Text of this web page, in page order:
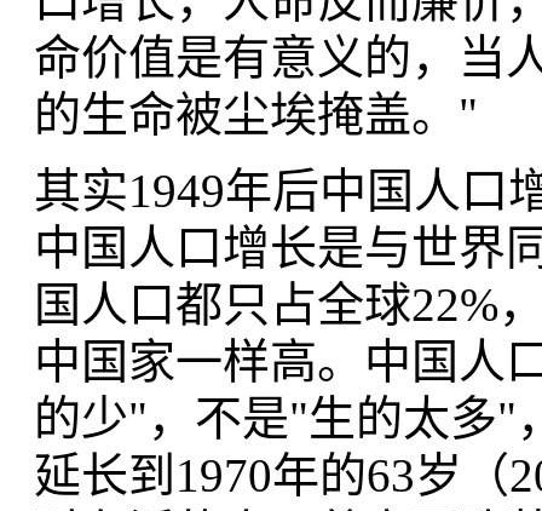
命价值是有意义的，当
的生命被尘埃掩盖。"
其实1949年后中国人口
中国人口增长是与世界
国人口都只占全球22%
中国家一样高。中国人
的少"，不是"生的太多"
延长到1970年的63岁（